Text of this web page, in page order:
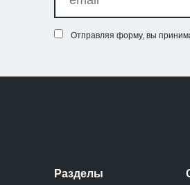
Отправляя форму, вы
Разделы